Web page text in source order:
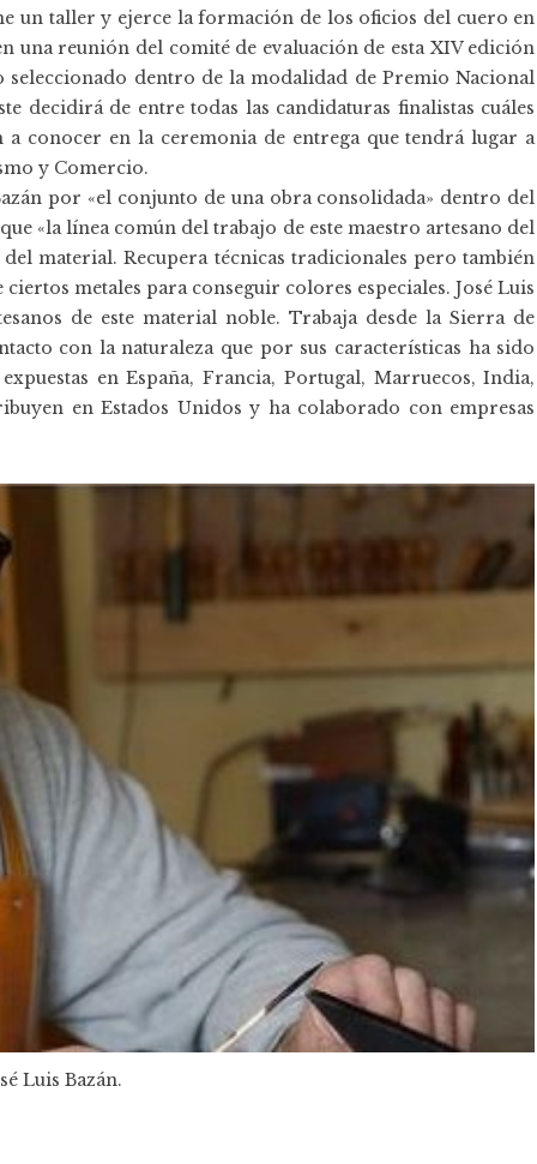
un taller y ejerce la formación de los oficios del cuero en
una reunión del comité de evaluación de esta XIV edición
seleccionado dentro de la modalidad de Premio Nacional
decidirá de entre todas las candidaturas finalistas cuáles
a conocer en la ceremonia de entrega que tendrá lugar a
y Comercio.
por «el conjunto de una obra consolidada» dentro del
«la línea común del trabajo de este maestro artesano del
material. Recupera técnicas tradicionales pero también
metales para conseguir colores especiales. José Luis
de este material noble. Trabaja desde la Sierra de
con la naturaleza que por sus características ha sido
en España, Francia, Portugal, Marruecos, India,
en Estados Unidos y ha colaborado con empresas
Luis Bazán.